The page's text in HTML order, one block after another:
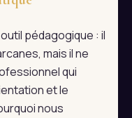
pédagogique : il
mais il ne
qui
et le
nous